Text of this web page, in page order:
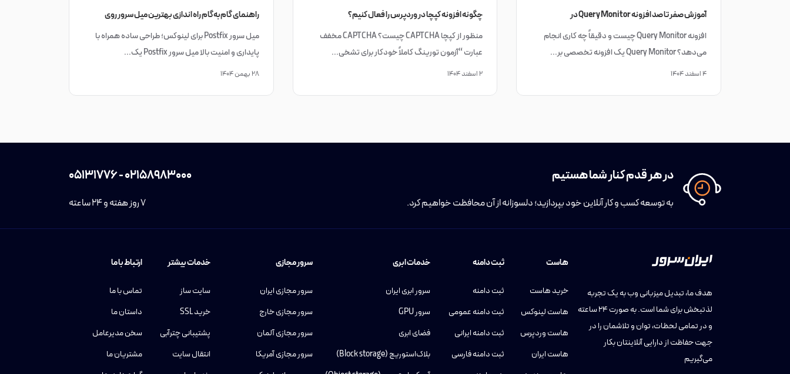
آموزش صفر تا صد افزونه Query Monitor در
وردپرس
افزونه Query Monitor چیست و دقیقاً چه کاری انجام
می‌دهد؟ Query Monitor یک افزونه تخصصی بر...
۴ اسفند ۱۴۰۴
چگونه افزونه کپچا در وردپرس را فعال کنیم؟
منظور از کپچا CAPTCHA چیست؟ CAPTCHA مخفف
عبارت “آزمون تورینگ کاملاً خودکار برای تشخی...
۲ اسفند ۱۴۰۴
راهنمای گام‌به‌گام راه اندازی بهترین میل سرور روی
لینوکس (Postfix ،iRedMail و Sendmail)
میل سرور Postfix برای لینوکس؛ طراحی ساده همراه با
پایداری و امنیت بالا میل سرور Postfix یک...
۲۸ بهمن ۱۴۰۴
در هر قدم کنار شما هستیم
به توسعه کسب و کار آنلاین خود بپردازید؛ دلسوزانه از آن محافظت خواهیم کرد.
02158983000
-
05131776
7 روز هفته و 24 ساعته
هدف ما، تبدیل میزبانی وب به یک تجربه
لذتبخش برای شما است. به صورت ۲۴ ساعته
و در تمامی لحظات، توان و تلاشمان را در
جهت حفاظت از دارایی آنلاینتان بکار
می‌گیریم
هاست
خرید هاست
هاست لینوکس
هاست وردپرس
هاست ایران
ثبت دامنه
ثبت دامنه
ثبت دامنه عمومی
ثبت دامنه ایرانی
ثبت دامنه فارسی
خدمات ابری
سرور ابری ایران
سرور GPU
فضای ابری
بلاک‌استوریج (Block storage)
سرور مجازی
سرور مجازی ایران
سرور مجازی خارج
سرور مجازی آلمان
سرور مجازی آمریکا
خدمات بیشتر
سایت ساز
خرید SSL
پشتیبانی چترآبی
انتقال سایت
ارتباط با ما
تماس با ما
داستان ما
سخن مدیرعامل
مشتریان ما